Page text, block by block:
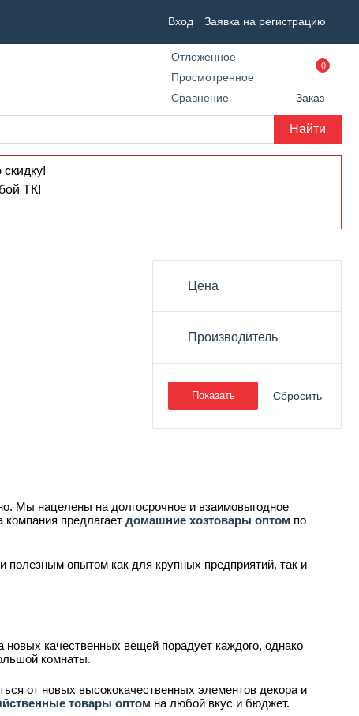
Вход Заявка на регистрацию
0
Заказ
Отложенное
Просмотренное
Сравнение
Найти
ТК!
Цена
Производитель
Показать Сбросить
нацелены на долгосрочное и взаимовыгодное
предлагает домашние хозтовары оптом по
полезным опытом как для крупных предприятий, так и
качественных вещей порадует каждого, однако
комнаты.
от новых высококачественных элементов декора и
товары оптом на любой вкус и бюджет.